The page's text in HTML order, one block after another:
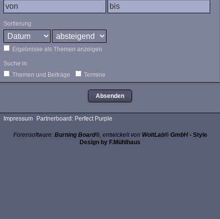
Sortierung
Ergebnisse als Themen anzeigen
Suche in
Themen und Beiträge
Termine
Impressum Partnerboard: Perfect Purple
Forensoftware: Burning Board®, entwickelt von WoltLab® GmbH